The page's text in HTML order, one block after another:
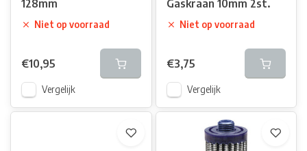
128mm
Niet op voorraad
€10,95
Vergelijk
Gaskraan 10mm 2st.
Niet op voorraad
€3,75
Vergelijk